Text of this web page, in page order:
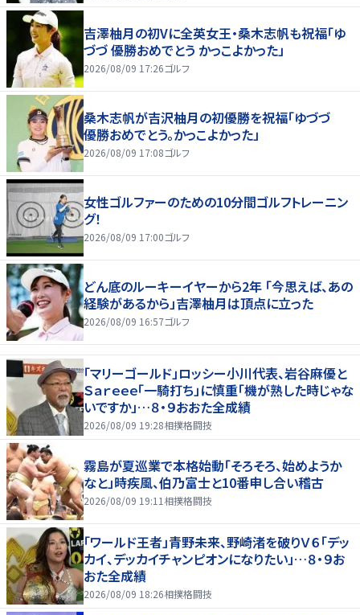
吉澤柚月の初Vに全英女王・桑木志帆も祝福「ゆ
づづ 優勝おめでとう かっこよかった」
2026/08/09 17:26ゴルフ
桑木志帆が吉沢柚月の初優勝を祝福「ゆづづ
優勝おめでとう。かっこよかった」
2026/08/09 17:08ゴルフ
女性ゴルファーのための10分間ゴルフトレーニン
グ！
2026/08/09 17:00ゴルフ
どん底のルーキーイヤーから2年 「今思えば、あの
経験があるから」吉澤柚月は頂点に立った
2026/08/09 16:57ゴルフ
「マリーゴールド」ロッシー小川代表、岩谷麻優と
Ｓａｒｅｅｅ「一騎打ち」に慎重「機が熟した時じゃな
いですか」…８・９おおた全成績
2026/08/09 19:28相撲格闘技
霧島が夏巡業で本格始動「そろそろ、始めようか
なと」時疾風、伯乃富士と10番申し合い稽古
2026/08/09 19:11 相撲格闘技
「ワールド王者」青野未来、野崎渚を破りＶ６「デッ
カイ、デッカイチャンピオンになりたい」…８・９お
おた全成績
2026/08/09 18:26相撲格闘技